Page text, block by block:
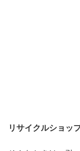
リサイクルショッ